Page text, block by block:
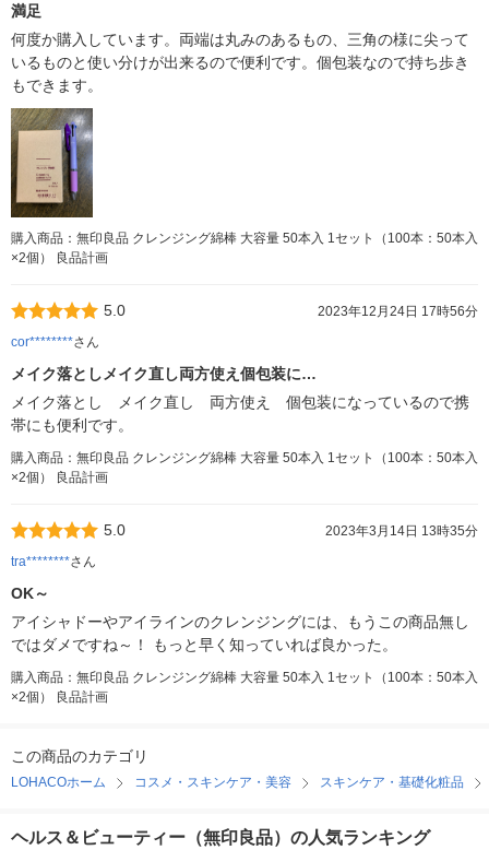
満足
何度か購入しています。両端は丸みのあるもの、三角の様に尖って
いるものと使い分けが出来るので便利です。個包装なので持ち歩き
もできます。
購入商品：無印良品 クレンジング綿棒 大容量 50本入 1セット（100本：50本入
×2個） 良品計画
5.0
2023年12月24日 17時56分
cor********さん
メイク落としメイク直し両方使え個包装に…
メイク落とし メイク直し 両方使え 個包装になっているので携
帯にも便利です。
購入商品：無印良品 クレンジング綿棒 大容量 50本入 1セット（100本：50本入
×2個） 良品計画
5.0
2023年3月14日 13時35分
tra********さん
OK～
アイシャドーやアイラインのクレンジングには、もうこの商品無し
ではダメですね～！ もっと早く知っていれば良かった。
購入商品：無印良品 クレンジング綿棒 大容量 50本入 1セット（100本：50本入
×2個） 良品計画
この商品のカテゴリ
LOHACOホーム コスメ・スキンケア・美容 スキンケア・基礎化粧品
ヘルス＆ビューティー（無印良品）の人気ランキング